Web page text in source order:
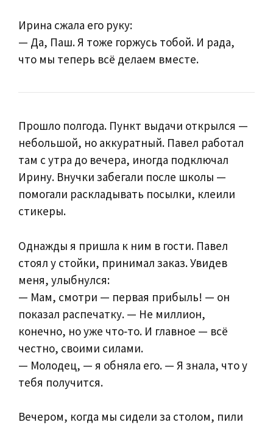
Ирина сжала его руку:
— Да, Паш. Я тоже горжусь тобой. И рада,
что мы теперь всё делаем вместе.
Прошло полгода. Пункт выдачи открылся —
небольшой, но аккуратный. Павел работал
там с утра до вечера, иногда подключал
Ирину. Внучки забегали после школы —
помогали раскладывать посылки, клеили
стикеры.
Однажды я пришла к ним в гости. Павел
стоял у стойки, принимал заказ. Увидев
меня, улыбнулся:
— Мам, смотри — первая прибыль! — он
показал распечатку. — Не миллион,
конечно, но уже что‑то. И главное — всё
честно, своими силами.
— Молодец, — я обняла его. — Я знала, что у
тебя получится.
Вечером, когда мы сидели за столом, пили